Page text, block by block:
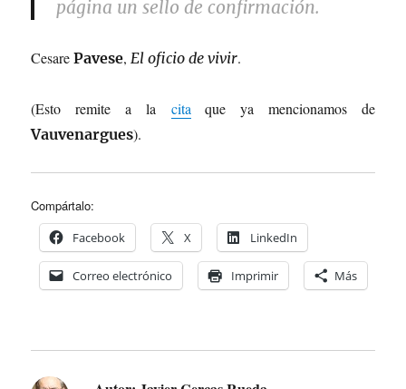
página un sello de confirmación.
CesarePavese, El oficio de vivir.
(Esto remite a la cita que ya mencionamos de
Vauvenargues).
Compártalo:
Facebook X LinkedIn
Correo electrónico Imprimir Más